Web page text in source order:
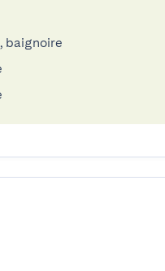
baignoire